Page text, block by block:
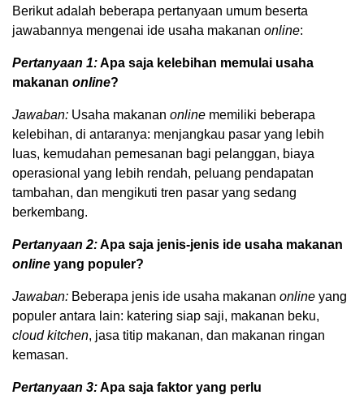
Berikut adalah beberapa pertanyaan umum beserta
jawabannya mengenai ide usaha makanan online:
Pertanyaan 1:Apa saja kelebihan memulai usaha
makanan online?
Jawaban: Usaha makanan online memiliki beberapa
kelebihan, di antaranya: menjangkau pasar yang lebih
luas, kemudahan pemesanan bagi pelanggan, biaya
operasional yang lebih rendah, peluang pendapatan
tambahan, dan mengikuti tren pasar yang sedang
berkembang.
Pertanyaan 2:Apa saja jenis-jenis ide usaha makanan
online yang populer?
Jawaban: Beberapa jenis ide usaha makanan online yang
populer antara lain: katering siap saji, makanan beku,
cloud kitchen, jasa titip makanan, dan makanan ringan
kemasan.
Pertanyaan 3:Apa saja faktor yang perlu